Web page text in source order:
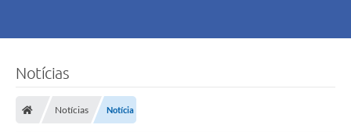
Notícias
Notícias Notícia